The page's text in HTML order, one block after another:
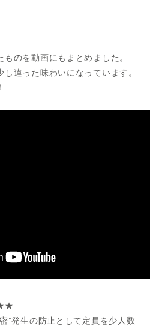
のを動画にもまとめました。
違った味わいになっています。
”発生の防止として定員を少人数